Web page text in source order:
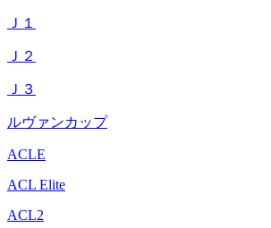
Ｊ１
Ｊ２
Ｊ３
ルヴァンカップ
ACLE
ACL Elite
ACL2